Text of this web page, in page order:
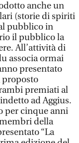
anche un
(storie di spiriti
pubblico in
il pubblico la
All’attività di
associa ormai
presentato
proposto
premiati al
ad Aggius.
per cinque anni
della
“La